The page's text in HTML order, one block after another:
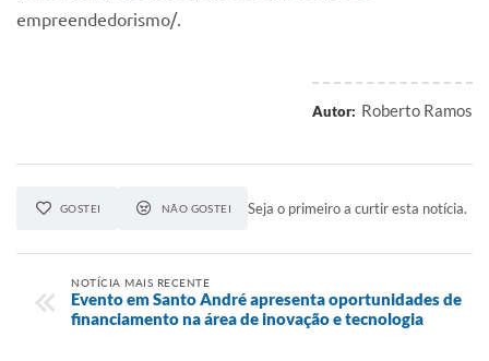
empreendedorismo/.
Autor: Roberto Ramos
GOSTEI NÃO GOSTEI Seja o primeiro a curtir esta notícia.
NOTÍCIA MAIS RECENTE
Evento em Santo André apresenta oportunidades de
financiamento na área de inovação e tecnologia